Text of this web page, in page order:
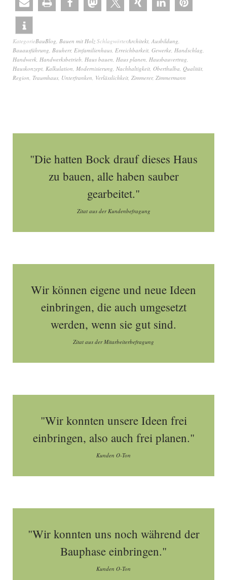
KategorieBauBlog, Bauen mit Holz SchlagwörterArchitekt, Ausbildung,
Bauausführung, Bauherr, Einfamilienhaus, Erreichbarkeit, Gewerke, Handschlag,
Handwerk, Handwerksbetrieb, Haus bauen, Haus planen, Hausbauvertrag,
Hauskonzept, Kalkulation, Modernisierung, Nachhaltigkeit, Oberthulba, Qualität,
Region, Traumhaus, Unterfranken, Verlässlichkeit, Zimmerer, Zimmermann
"Die hatten Bock drauf dieses Haus
zu bauen, alle haben sauber
gearbeitet."
Zitat aus der Kundenbefragung
Wir können eigene und neue Ideen
einbringen, die auch umgesetzt
werden, wenn sie gut sind.
Zitat aus der Mitarbeiterbefragung
"Wir konnten unsere Ideen frei
einbringen, also auch frei planen."
Kunden O-Ton
"Wir konnten uns noch während der
Bauphase einbringen."
Kunden O-Ton